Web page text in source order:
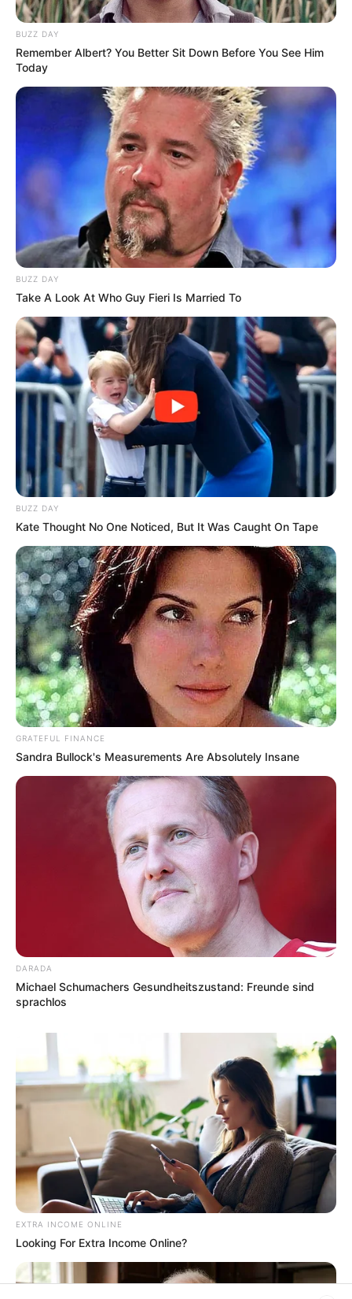
BUZZ DAY
Remember Albert? You Better Sit Down Before You See Him
Today
BUZZ DAY
Take A Look At Who Guy Fieri Is Married To
BUZZ DAY
Kate Thought No One Noticed, But It Was Caught On Tape
GRATEFUL FINANCE
Sandra Bullock's Measurements Are Absolutely Insane
DARADA
Michael Schumachers Gesundheitszustand: Freunde sind
sprachlos
EXTRA INCOME ONLINE
Looking For Extra Income Online?